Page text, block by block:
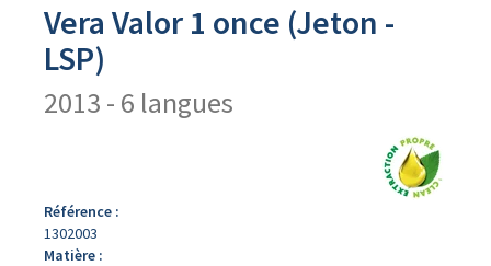
Vera Valor 1 once (Jeton -
LSP)
2013 - 6 langues
Référence :
1302003
Matière :